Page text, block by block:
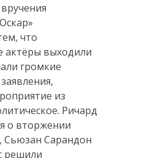
что
актёры выходили
громкие
из
Ричард
о вторжении
Сьюзан Сарандон
решили